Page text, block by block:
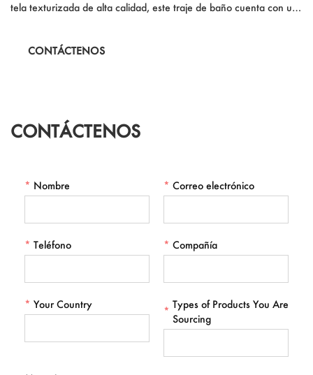
tela texturizada de alta calidad, este traje de baño cuenta con un
para descansar bajo el sol o darse un gran chapuzón, este traje
CONTÁCTENOS
CONTÁCTENOS
* Nombre * Correo electrónico
* Teléfono * Compañía
* Your Country
*
Types of Products You Are
Sourcing